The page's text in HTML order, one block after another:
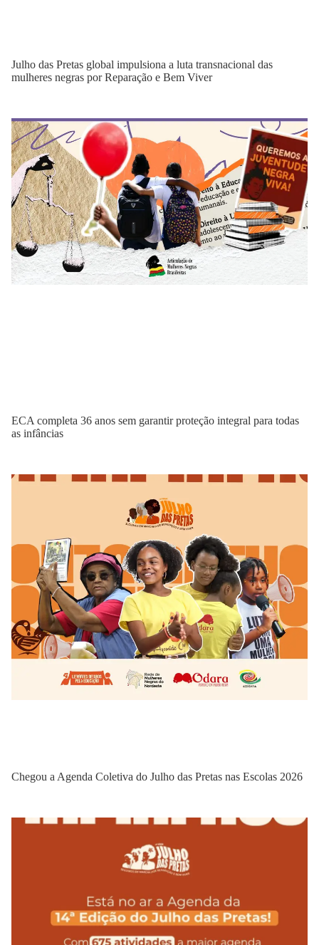
Julho das Pretas global impulsiona a luta transnacional das
mulheres negras por Reparação e Bem Viver
ECA completa 36 anos sem garantir proteção integral para todas
as infâncias
Chegou a Agenda Coletiva do Julho das Pretas nas Escolas 2026